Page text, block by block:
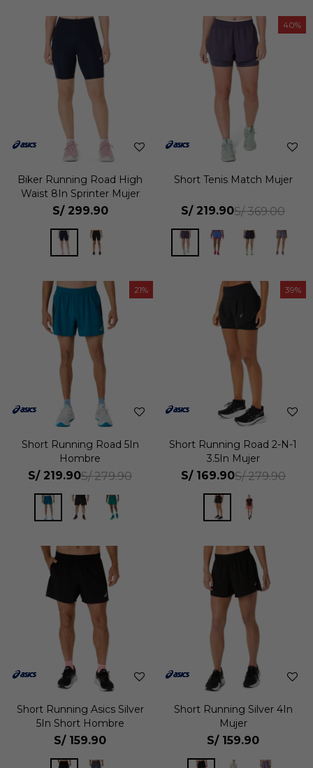
Biker Running Road High
Waist 8In Sprinter Mujer
S/ 299.90
40
Short Tenis Match Mujer
S/ 219.90S/ 369.00
21
Short Running Road 5In
Hombre
S/ 219.90S/ 279.90
39
Short Running Road 2-N-1
3.5In Mujer
S/ 169.90S/ 279.90
Short Running Asics Silver
5In Short Hombre
S/ 159.90
Short Running Silver 4In
Mujer
S/ 159.90